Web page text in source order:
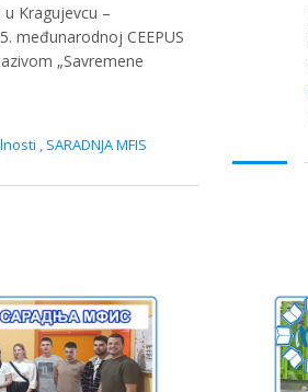
Kragujevcu –
međunarodnoj CEEPUS
„Savremene
, SARADNJA MFIS